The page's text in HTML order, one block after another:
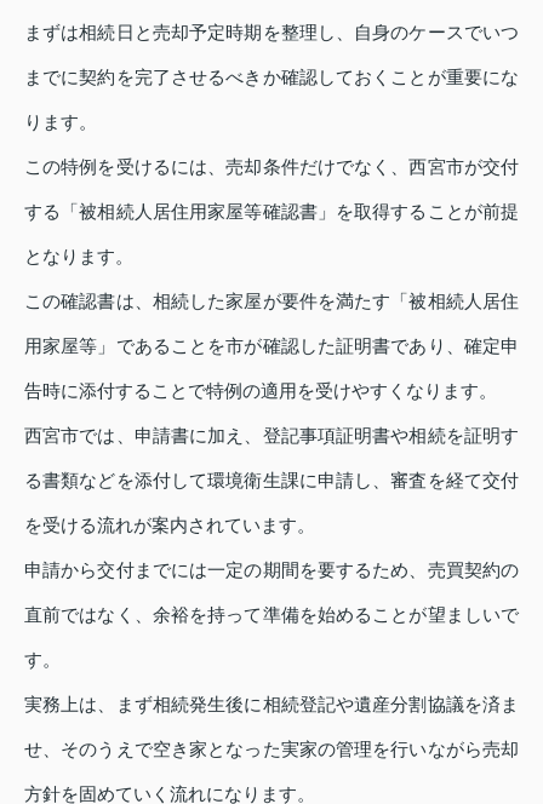
まずは相続日と売却予定時期を整理し、自身のケースでいつ
までに契約を完了させるべきか確認しておくことが重要にな
ります。
この特例を受けるには、売却条件だけでなく、西宮市が交付
する「被相続人居住用家屋等確認書」を取得することが前提
となります。
この確認書は、相続した家屋が要件を満たす「被相続人居住
用家屋等」であることを市が確認した証明書であり、確定申
告時に添付することで特例の適用を受けやすくなります。
西宮市では、申請書に加え、登記事項証明書や相続を証明す
る書類などを添付して環境衛生課に申請し、審査を経て交付
を受ける流れが案内されています。
申請から交付までには一定の期間を要するため、売買契約の
直前ではなく、余裕を持って準備を始めることが望ましいで
す。
実務上は、まず相続発生後に相続登記や遺産分割協議を済ま
せ、そのうえで空き家となった実家の管理を行いながら売却
方針を固めていく流れになります。